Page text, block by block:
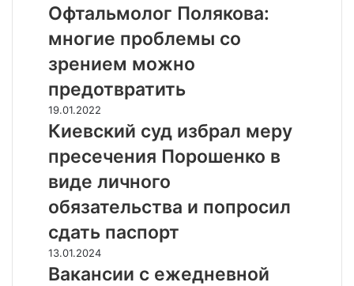
п
р
е
д
у
п
р
е
д
и
м
о
к
в
и
ф
а
л
ь
м
о
л
о
г
П
о
л
к
о
в
Офтальмолог Полякова:
многие проблемы со
зрением можно
предотвратить
К
и
в
с
и
й
с
у
д
19.01.2022
Киевский суд избрал меру
пресечения Порошенко в
виде личного
обязательства и попросил
сдать паспорт
В
а
13.01.2024
Вакансии с ежедневной